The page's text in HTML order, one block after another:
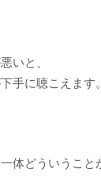
いと、
手に聴こえます。
体どういうこと